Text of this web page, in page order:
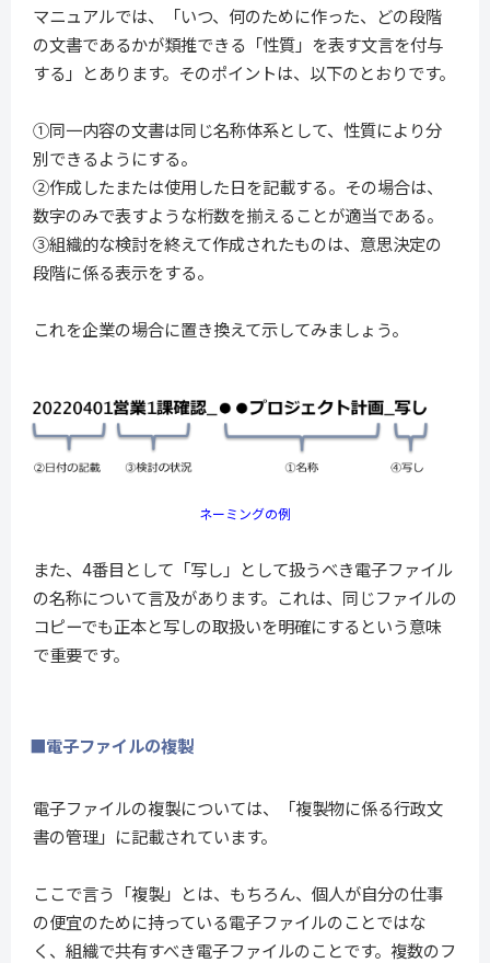
マニュアルでは、「いつ、何のために作った、どの段階
の文書であるかが類推できる「性質」を表す文言を付与
する」とあります。そのポイントは、以下のとおりです。
①同一内容の文書は同じ名称体系として、性質により分
別できるようにする。
②作成したまたは使用した日を記載する。その場合は、
数字のみで表すような桁数を揃えることが適当である。
③組織的な検討を終えて作成されたものは、意思決定の
段階に係る表示をする。
これを企業の場合に置き換えて示してみましょう。
ネーミングの例
また、4番目として「写し」として扱うべき電子ファイル
の名称について言及があります。これは、同じファイルの
コピーでも正本と写しの取扱いを明確にするという意味
で重要です。
■電子ファイルの複製
電子ファイルの複製については、「複製物に係る行政文
書の管理」に記載されています。
ここで言う「複製」とは、もちろん、個人が自分の仕事
の便宜のために持っている電子ファイルのことではな
く、組織で共有すべき電子ファイルのことです。複数のフ